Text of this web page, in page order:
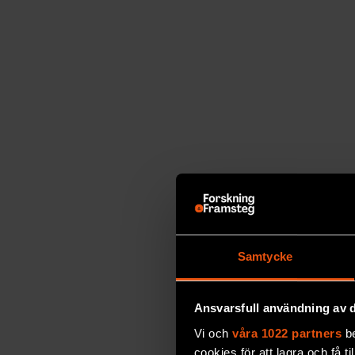
Samtycke
Ansvarsfull användning av
Vi och våra 1022 partners
cookies för att lagra och få